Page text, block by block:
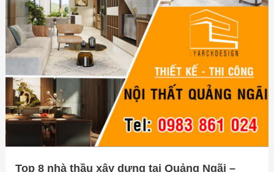
Top 8 nhà thầu xây dựng tại Quảng Ngãi –